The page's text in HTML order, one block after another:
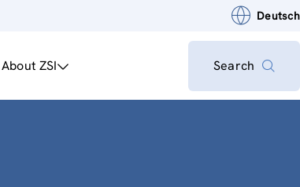
Deutsch
About ZSI Search